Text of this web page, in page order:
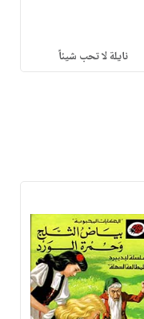
نايلة لا تحب شيئاً